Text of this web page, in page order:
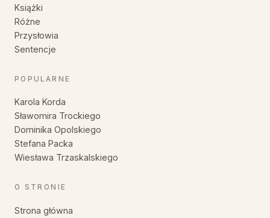
Książki
Różne
Przysłowia
Sentencje
POPULARNE
Karola Korda
Sławomira Trockiego
Dominika Opolskiego
Stefana Packa
Wiesława Trzaskalskiego
O STRONIE
Strona główna